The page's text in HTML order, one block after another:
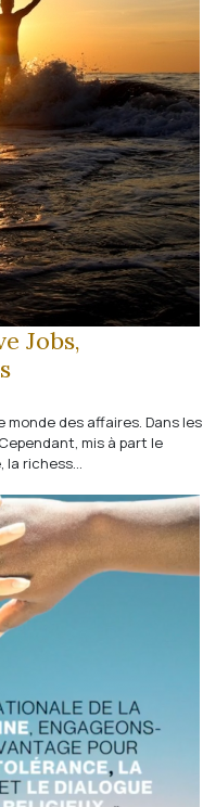
Jobs,
des affaires. Dans les
mis à part le
la richess...